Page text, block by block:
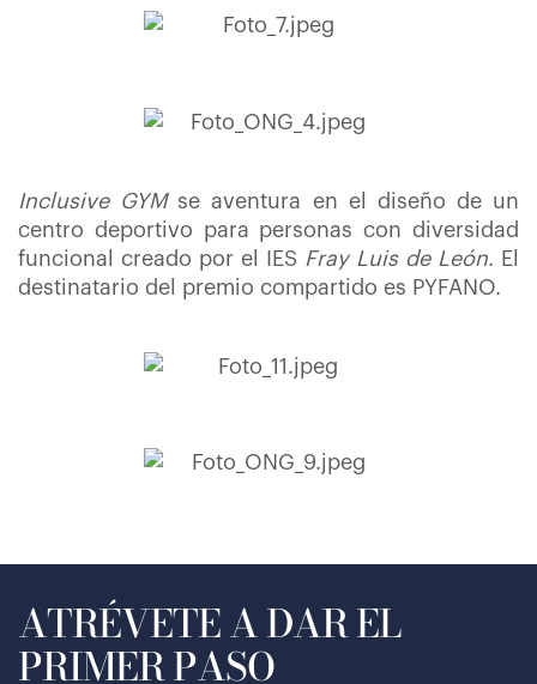
Inclusive GYM se aventura en el diseño de un
centro deportivo para personas con diversidad
funcional creado por el IES Fray Luis de León. El
destinatario del premio compartido es PYFANO.
ATRÉVETE A DAR EL
PRIMER PASO